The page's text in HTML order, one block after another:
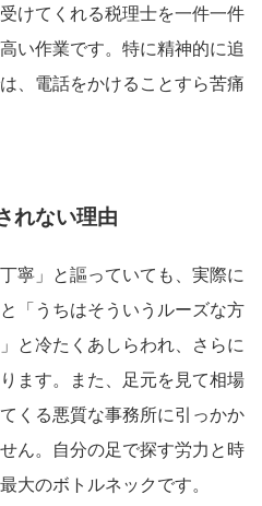
けてくれる税理士を一件一件
い作業です。特に精神的に追
、電話をかけることすら苦痛
れない理由
寧」と謳っていても、実際に
「うちはそういうルーズな方
と冷たくあしらわれ、さらに
ます。また、足元を見て相場
くる悪質な事務所に引っかか
ん。自分の足で探す労力と時
大のボトルネックです。